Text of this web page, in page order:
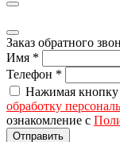
Заказ обратного
Имя *
Телефон *
Нажимая кнопку
обработку
ознакомление с